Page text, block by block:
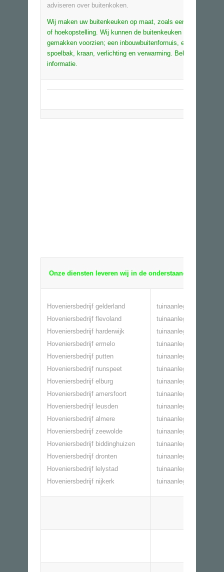
adviseren over buitenkoken.
Wij maken uw buitenkeuken op maat, zoals een
of hoekopstelling. Wij kunnen de buitenkeuken van alle
gemakken voorzien; een inbouwbuitenfornuis, een koelkast,
spoelbak, kraan, verlichting en verwarming. Bel gerust voor
informatie.
Onze diensten leveren wij in de onderstaande plaatsen!
Hoveniersbedrijf gelderland
Hoveniersbedrijf flevoland
Hoveniersbedrijf harderwijk
Hoveniersbedrijf ermelo
Hoveniersbedrijf putten
Hoveniersbedrijf nunspeet
Hoveniersbedrijf elburg
Hoveniersbedrijf amersfoort
Hoveniersbedrijf leusden
Hoveniersbedrijf almere
Hoveniersbedrijf zeewolde
Hoveniersbedrijf biddinghuizen
Hoveniersbedrijf dronten
Hoveniersbedrijf lelystad
Hoveniersbedrijf nijkerk
tuinaanleg gelderland
tuinaanleg flevoland
tuinaanleg harderwijk
tuinaanleg ermelo
tuinaanleg putten
tuinaanleg nunspeet
tuinaanleg elburg
tuinaanleg amersfoort
tuinaanleg leusden
tuinaanleg almere
tuinaanleg zeewolde
tuinaanleg
tuinaanleg dronten
tuinaanleg lelystad
tuinaanleg nijkerk